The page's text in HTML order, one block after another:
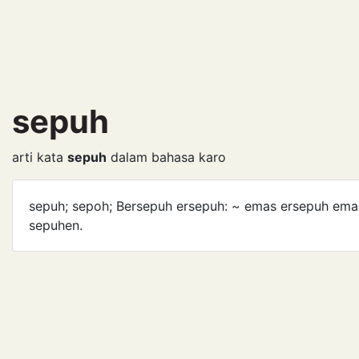
sepuh
arti kata sepuh dalam bahasa karo
sepuh; sepoh; Bersepuh ersepuh: ~ emas ersepuh
sepuhen.